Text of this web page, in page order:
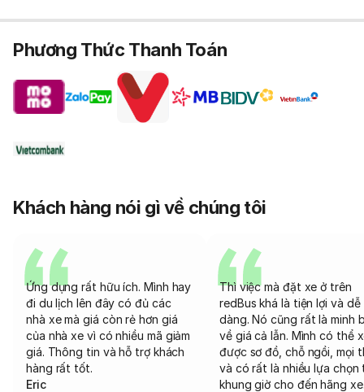
Phương Thức Thanh Toán
Khách hàng nói gì về chúng tôi
Ứng dụng rất hữu ích. Mình hay
đi du lịch lên đây có đủ các
nhà xe mà giá còn rẻ hơn giá
của nhà xe vì có nhiều mã giảm
giá. Thông tin và hỗ trợ khách
hàng rất tốt.
Eric
Thì việc mà đặt xe ở trên
redBus khá là tiện lợi và dễ
dàng. Nó cũng rất là minh
về giá cả lẫn. Mình có thể
được sơ đồ, chỗ ngồi, mọi
và có rất là nhiều lựa chọn
khung giờ cho đến hãng